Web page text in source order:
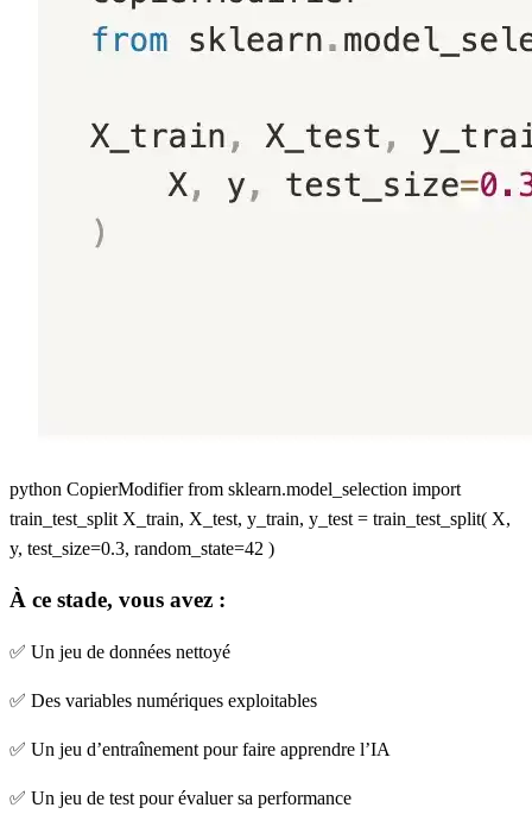
python CopierModifier from sklearn.model_selection import
train_test_split X_train, X_test, y_train, y_test = train_test_split( X,
y, test_size=0.3, random_state=42 )
À ce stade, vous avez :
✅ Un jeu de données nettoyé
✅ Des variables numériques exploitables
✅ Un jeu d’entraînement pour faire apprendre l’IA
✅ Un jeu de test pour évaluer sa performance